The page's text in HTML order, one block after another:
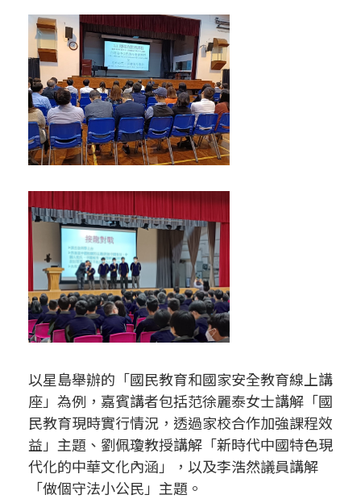
以星島舉辦的「國民教育和國家安全教育線上講
座」為例，嘉賓講者包括范徐麗泰女士講解「國
民教育現時實行情況，透過家校合作加強課程效
益」主題、劉佩瓊教授講解「新時代中國特色現
代化的中華文化內涵」，以及李浩然議員講解
「做個守法小公民」主題。